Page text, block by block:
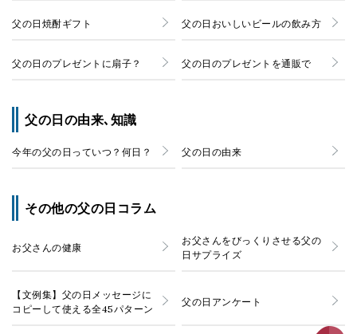
父の日焼酎ギフト 父の日おいしいビールの飲み方
父の日のプレゼントに扇子？ 父の日のプレゼントを通販で
父の日の由来､知識
今年の父の日っていつ？何日？ 父の日の由来
その他の父の日コラム
お父さんの健康
お父さんをびっくりさせる父の
日サプライズ
【文例集】父の日メッセージに
コピーして使える全45パターン
父の日アンケート